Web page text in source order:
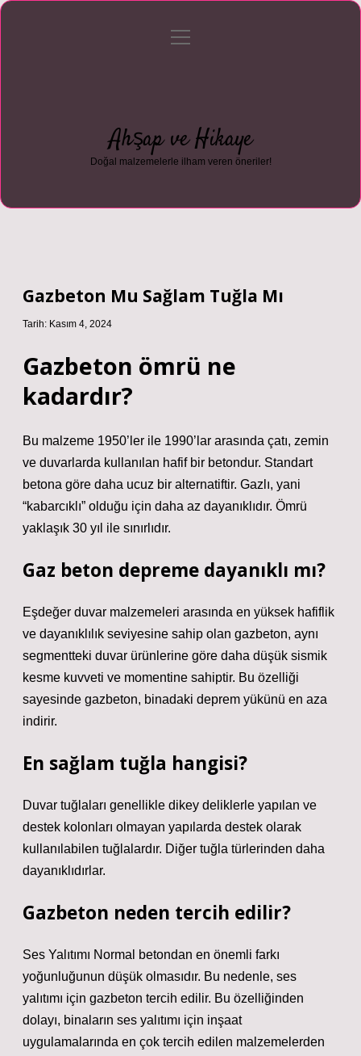
Gizlilik Politikası
menüyü
Ahşap ve Hikaye
Doğal malzemelerle ilham veren öneriler!
Gazbeton Mu Sağlam Tuğla Mı
Tarih: Kasım 4, 2024
Gazbeton ömrü ne
kadardır?
Bu malzeme 1950’ler ile 1990’lar arasında çatı, zemin
ve duvarlarda kullanılan hafif bir betondur. Standart
betona göre daha ucuz bir alternatiftir. Gazlı, yani
“kabarcıklı” olduğu için daha az dayanıklıdır. Ömrü
yaklaşık 30 yıl ile sınırlıdır.
Gaz beton depreme dayanıklı mı?
Eşdeğer duvar malzemeleri arasında en yüksek hafiflik
ve dayanıklılık seviyesine sahip olan gazbeton, aynı
segmentteki duvar ürünlerine göre daha düşük sismik
kesme kuvveti ve momentine sahiptir. Bu özelliği
sayesinde gazbeton, binadaki deprem yükünü en aza
indirir.
En sağlam tuğla hangisi?
Duvar tuğlaları genellikle dikey deliklerle yapılan ve
destek kolonları olmayan yapılarda destek olarak
kullanılabilen tuğlalardır. Diğer tuğla türlerinden daha
dayanıklıdırlar.
Gazbeton neden tercih edilir?
Ses Yalıtımı Normal betondan en önemli farkı
yoğunluğunun düşük olmasıdır. Bu nedenle, ses
yalıtımı için gazbeton tercih edilir. Bu özelliğinden
dolayı, binaların ses yalıtımı için inşaat
uygulamalarında en çok tercih edilen malzemelerden